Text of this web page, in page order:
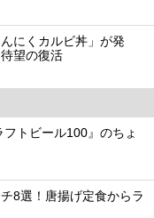
にくカルビ丼」が発
望の復活
トビール100』のちょ
8選！唐揚げ定食からラ